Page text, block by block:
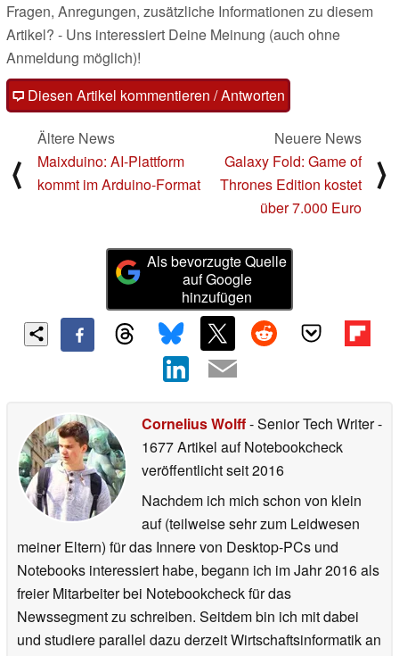
Fragen, Anregungen, zusätzliche Informationen zu diesem
Artikel? - Uns interessiert Deine Meinung (auch ohne
Anmeldung möglich)!
Diesen Artikel kommentieren / Antworten
⟨
Ältere News
Maixduino: AI-Plattform
kommt im Arduino-Format
Neuere News
Galaxy Fold: Game of
Thrones Edition kostet
über 7.000 Euro
⟩
Als bevorzugte Quelle
auf Google
hinzufügen
Cornelius Wolff- Senior Tech Writer-
1677 Artikel auf Notebookcheck
veröffentlichtseit 2016
Nachdem ich mich schon von klein
auf (teilweise sehr zum Leidwesen
meiner Eltern) für das Innere von Desktop-PCs und
Notebooks interessiert habe, begann ich im Jahr 2016 als
freier Mitarbeiter bei Notebookcheck für das
Newssegment zu schreiben. Seitdem bin ich mit dabei
und studiere parallel dazu derzeit Wirtschaftsinformatik an